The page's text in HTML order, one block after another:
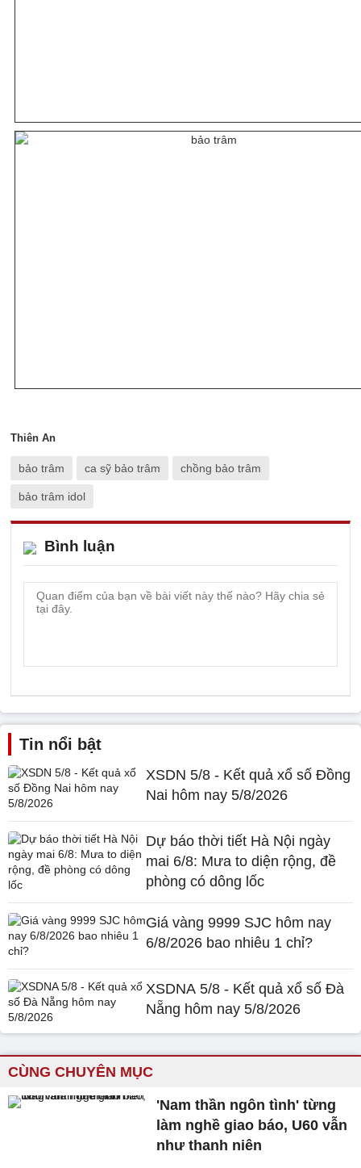
Thiên An
bảo trâm ca sỹ bảo trâm chồng bảo trâm
bảo trâm idol
Bình luận
Tin nổi bật
XSDN 5/8 - Kết quả xổ số Đồng
Nai hôm nay 5/8/2026
Dự báo thời tiết Hà Nội ngày
mai 6/8: Mưa to diện rộng, đề
phòng có dông lốc
Giá vàng 9999 SJC hôm nay
6/8/2026 bao nhiêu 1 chỉ?
XSDNA 5/8 - Kết quả xổ số Đà
Nẵng hôm nay 5/8/2026
CÙNG CHUYÊN MỤC
'Nam thần ngôn tình' từng
làm nghề giao báo, U60 vẫn
như thanh niên